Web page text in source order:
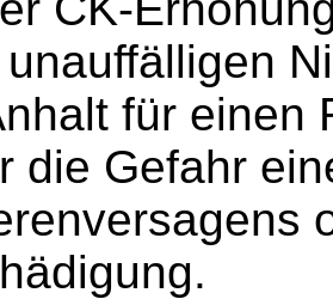
für einen
die Gefahr